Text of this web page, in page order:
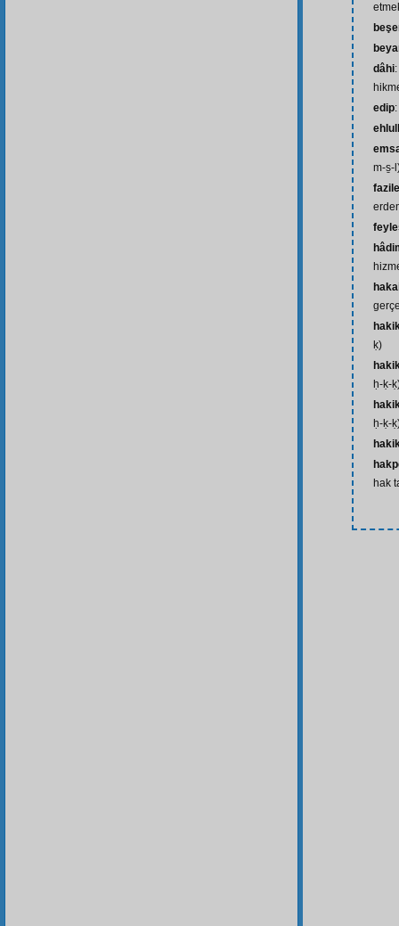
dâhi
edip
m-s̱-
ḳ)
ḥ-ḳ-
ḥ-ḳ-
hak